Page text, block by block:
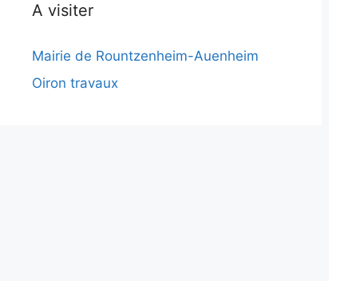
A visiter
Mairie de Rountzenheim-Auenheim
Oiron travaux